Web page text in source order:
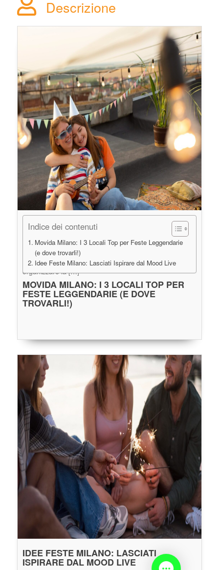
Descrizione
Indice dei contenuti
Movida Milano: I 3 Locali Top per Feste Leggendarie
(e dove trovarli!)
Idee Feste Milano: Lasciati Ispirare dal Mood Live
MOVIDA MILANO: I 3 LOCALI TOP PER
FESTE LEGGENDARIE (E DOVE
TROVARLI!)
Milano, la capitale indiscussa della moda, del design…
e della movida! Se stai cercando il posto giusto per
organizzare la […]
IDEE FESTE MILANO: LASCIATI
ISPIRARE DAL MOOD LIVE